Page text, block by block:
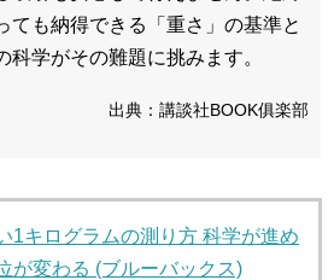
ても納得できる「重さ」の基準と
学がその難題に挑みます。
出典：講談社BOOK俱楽部
1キログラムの測り方 科学が進め
が変わる (ブルーバックス)